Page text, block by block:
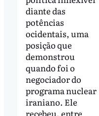
diante das
potências
ocidentais, uma
posição que
demonstrou
quando foi o
negociador do
programa nuclear
iraniano. Ele
recebeu, entre